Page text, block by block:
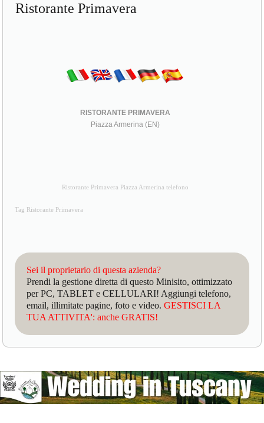
Ristorante Primavera
RISTORANTE PRIMAVERA
Piazza Armerina (EN)
Ristorante Primavera Piazza Armerina telefono
Tag Ristorante Primavera
Sei il proprietario di questa azienda?
Prendi la gestione diretta di questo Minisito, ottimizzato
per PC, TABLET e CELLULARI! Aggiungi telefono,
email, illimitate pagine, foto e video.GESTISCI LA
TUA ATTIVITA': anche GRATIS!